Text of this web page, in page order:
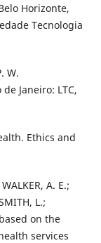
Horizonte,
Tecnologia
W.
Janeiro: LTC,
Ethics and
A. E.;
L.;
on the
services